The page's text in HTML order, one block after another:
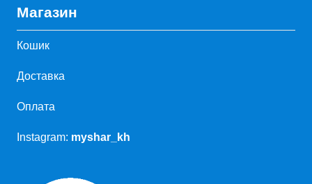
Магазин
Кошик
Доставка
Оплата
Instagram: myshar_kh